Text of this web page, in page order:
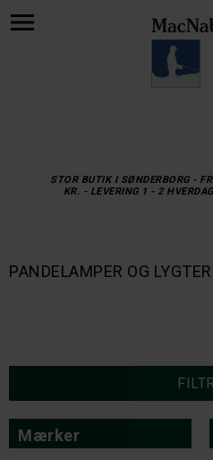
STOR BUTIK I SØNDERBORG -
KR. - LEVERING 1 - 2
PANDELAMPER OG LYGTER
Mærker